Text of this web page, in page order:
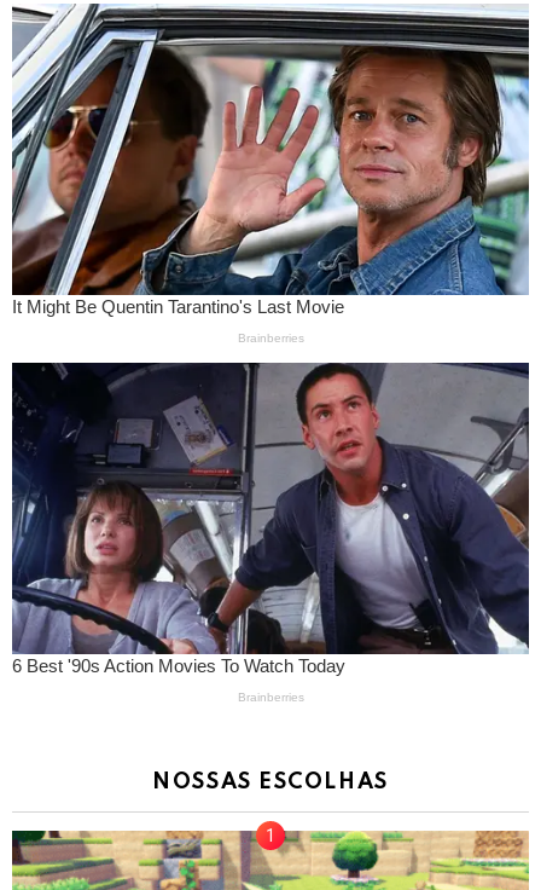
NOSSAS ESCOLHAS